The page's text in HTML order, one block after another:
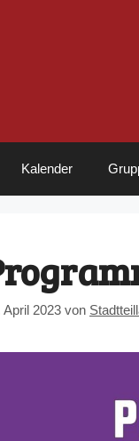
Kalender
April 2023 von